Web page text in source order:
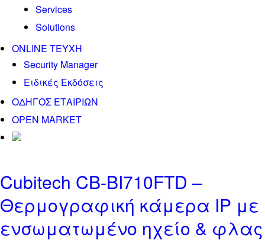
Services
Solutions
ONLINE TEYXH
Security Manager
Ειδικές Εκδόσεις
ΟΔΗΓΟΣ ΕΤΑΙΡΙΩΝ
OPEN MARKET
Cubitech CB-BI710FTD –
Θερμογραφική κάμερα IP με
ενσωματωμένο ηχείο & φλας